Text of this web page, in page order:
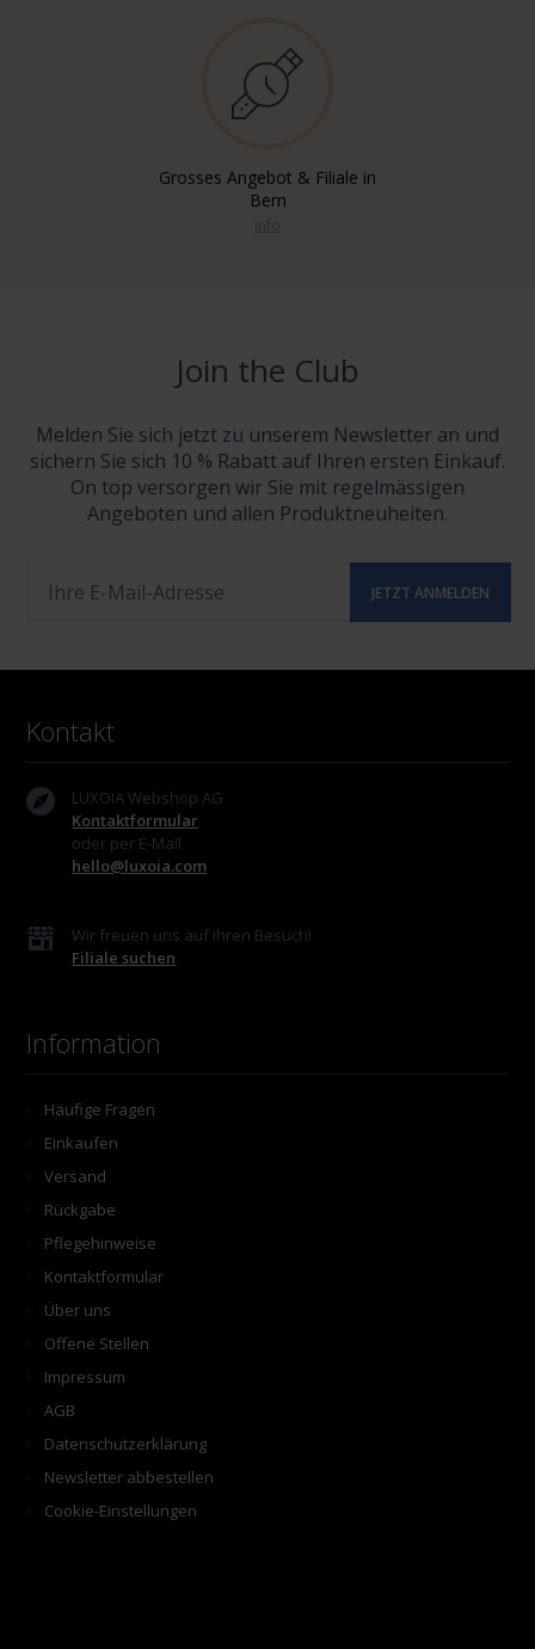
Grosses Angebot & Filiale in
Bern
Join the Club
Melden Sie sich jetzt zu unserem Newsletter an und
sichern Sie sich 10 % Rabatt auf Ihren ersten Einkauf.
On top versorgen wir Sie mit regelmässigen
Angeboten und allen Produktneuheiten.
Kontakt
LUXOIA Webshop AG
Kontaktformular
oder per E-Mail
hello@luxoia.com
Wir freuen uns auf Ihren Besuch!
Filiale suchen
Information
Häufige Fragen
Einkaufen
Versand
Rückgabe
Pflegehinweise
Kontaktformular
Über uns
Offene Stellen
Impressum
AGB
Datenschutzerklärung
Newsletter abbestellen
Cookie-Einstellungen